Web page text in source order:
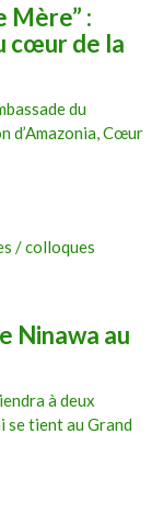
Mère” :
cœur de la
du
d’Amazonia, Cœur
/ colloques
Ninawa au
à deux
se tient au Grand